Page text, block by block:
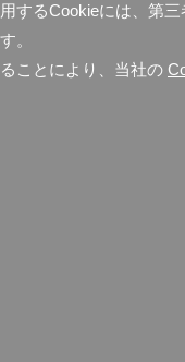
するCookieには、第
。
ことにより、当社の